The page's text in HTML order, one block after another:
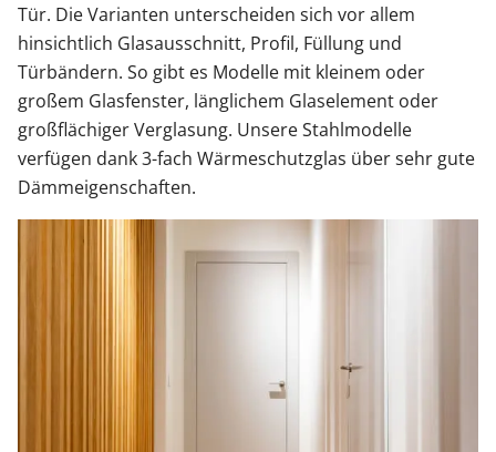
Tür. Die Varianten unterscheiden sich vor allem
hinsichtlich Glasausschnitt, Profil, Füllung und
Türbändern. So gibt es Modelle mit kleinem oder
großem Glasfenster, länglichem Glaselement oder
großflächiger Verglasung. Unsere Stahlmodelle
verfügen dank 3-fach Wärmeschutzglas über sehr gute
Dämmeigenschaften.